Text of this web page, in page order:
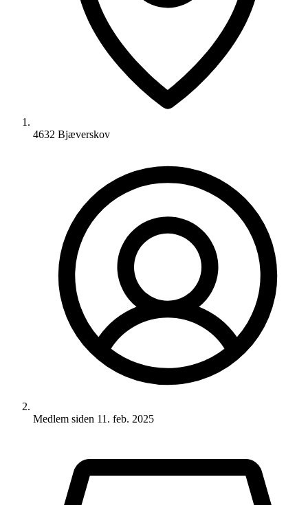
4632 Bjæverskov
Medlem siden 11. feb. 2025